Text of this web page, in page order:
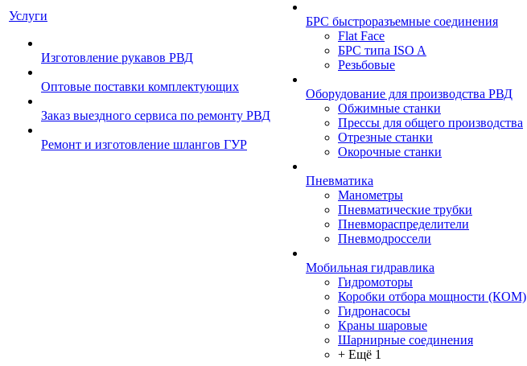
Услуги
Изготовление рукавов РВД
Оптовые поставки комплектующих
Заказ выездного сервиса по ремонту РВД
Ремонт и изготовление шлангов ГУР
БРС быстроразъемные соединения
Flat Face
БРС типа ISO A
Резьбовые
Оборудование для производства РВД
Обжимные станки
Прессы для общего производства
Отрезные станки
Окорочные станки
Пневматика
Манометры
Пневматические трубки
Пневмораспределители
Пневмодроссели
Мобильная гидравлика
Гидромоторы
Коробки отбора мощности (КОМ)
Гидронасосы
Краны шаровые
Шарнирные соединения
+ Ещё 1